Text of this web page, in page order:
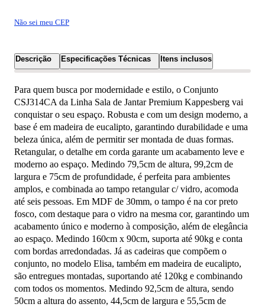
Não sei meu CEP
Descrição Especificações Técnicas Itens inclusos
Para quem busca por modernidade e estilo, o Conjunto
CSJ314CA da Linha Sala de Jantar Premium Kappesberg vai
conquistar o seu espaço. Robusta e com um design moderno, a
base é em madeira de eucalipto, garantindo durabilidade e uma
beleza única, além de permitir ser montada de duas formas.
Retangular, o detalhe em corda garante um acabamento leve e
moderno ao espaço. Medindo 79,5cm de altura, 99,2cm de
largura e 75cm de profundidade, é perfeita para ambientes
amplos, e combinada ao tampo retangular c/ vidro, acomoda
até seis pessoas. Em MDF de 30mm, o tampo é na cor preto
fosco, com destaque para o vidro na mesma cor, garantindo um
acabamento único e moderno à composição, além de elegância
ao espaço. Medindo 160cm x 90cm, suporta até 90kg e conta
com bordas arredondadas. Já as cadeiras que compõem o
conjunto, no modelo Elisa, também em madeira de eucalipto,
são entregues montadas, suportando até 120kg e combinando
com todos os momentos. Medindo 92,5cm de altura, sendo
50cm a altura do assento, 44,5cm de largura e 55,5cm de